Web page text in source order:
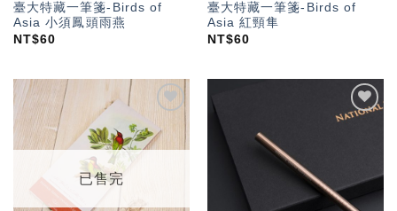
臺大特藏一筆箋-Birds of
Asia 小須鳳頭雨燕
NT$60
臺大特藏一筆箋-Birds of
Asia 紅頸隼
NT$60
「願
望輕
已售完